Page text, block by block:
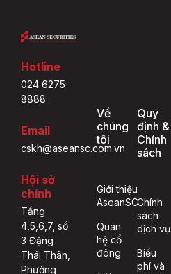
Hotline
024 6275
8888
Email
cskh@aseansc.com.vn
Hội sở
chính
Tầng
4,5,6,7, số
3 Đặng
Thái Thân,
Phường
Về
chúng
tôi
Giới thiệu
AseanSC
Quan
hệ cổ
đông
Quy
định &
Chính
sách
Chính
sách
dịch vụ
Biểu
phí và